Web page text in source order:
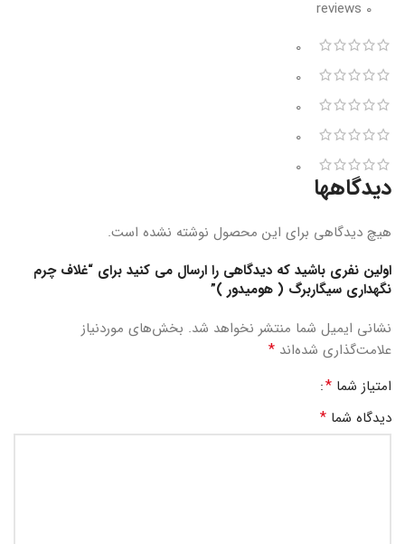
0 reviews
0
0
0
0
0
دیدگاهها
هیچ دیدگاهی برای این محصول نوشته نشده است.
اولین نفری باشید که دیدگاهی را ارسال می کنید برای “غلاف چرم
نگهداری سیگاربرگ ( هومیدور )”
نشانی ایمیل شما منتشر نخواهد شد. بخش‌های موردنیاز
علامت‌گذاری شده‌اند *
امتیاز شما *
دیدگاه شما *